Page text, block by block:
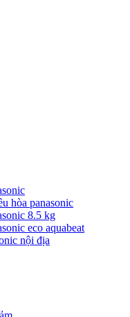
hòa panasonic
8.5 kg
eco aquabeat
nội địa